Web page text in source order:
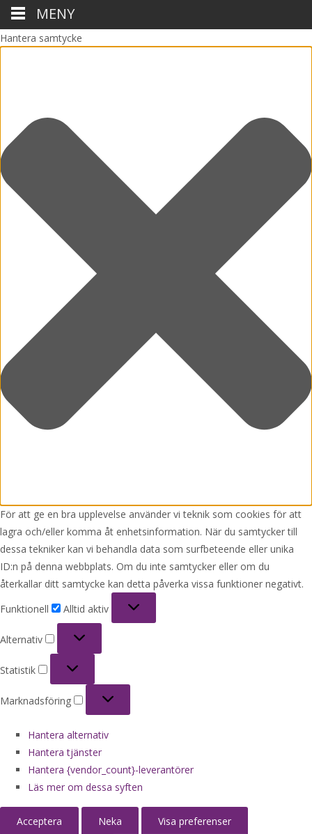
Hantera samtycke
För att ge en bra upplevelse använder vi teknik som cookies för att
lagra och/eller komma åt enhetsinformation. När du samtycker till
dessa tekniker kan vi behandla data som surfbeteende eller unika
ID:n på denna webbplats. Om du inte samtycker eller om du
återkallar ditt samtycke kan detta påverka vissa funktioner negativt.
Funktionell
Alltid aktiv
Alternativ
Statistik
Marknadsföring
Hantera alternativ
Hantera tjänster
Hantera {vendor_count}-leverantörer
Läs mer om dessa syften
Acceptera Neka Visa preferenser
MENY